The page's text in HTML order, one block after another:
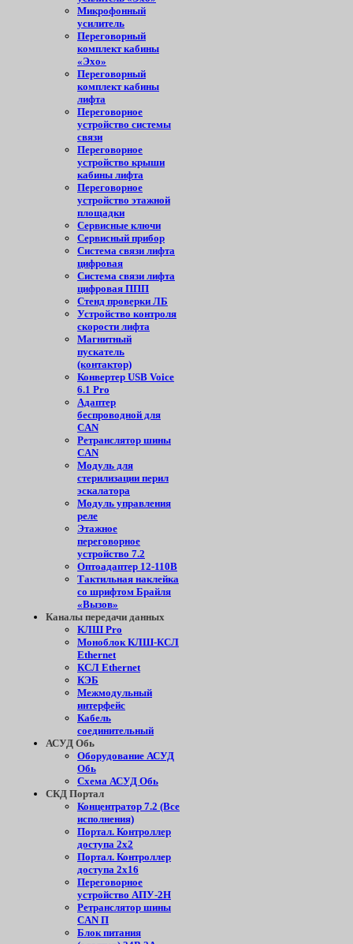
Микрофонный
усилитель
Переговорный
комплект кабины
«Эхо»
Переговорный
комплект кабины
лифта
Переговорное
устройство системы
связи
Переговорное
устройство крыши
кабины лифта
Переговорное
устройство этажной
площадки
Сервисные ключи
Сервисный прибор
Система связи лифта
цифровая
Система связи лифта
цифровая ППП
Стенд проверки ЛБ
Устройство контроля
скорости лифта
Магнитный
пускатель
(контактор)
Конвертер USB Voice
6.1 Pro
Адаптер
беспроводной для
CAN
Ретранслятор шины
CAN
Модуль для
стерилизации перил
эскалатора
Модуль управления
реле
Этажное
переговорное
устройство 7.2
Оптоадаптер 12-110В
Тактильная наклейка
со шрифтом Брайля
«Вызов»
Каналы передачи данных
КЛШ Pro
Моноблок КЛШ-КСЛ
Ethernet
КСЛ Ethernet
КЭБ
Межмодульный
интерфейс
Кабель
соединительный
АСУД Обь
Оборудование АСУД
Обь
Схема АСУД Обь
СКД Портал
Концентратор 7.2 (Все
исполнения)
Портал. Контроллер
доступа 2х2
Портал. Контроллер
доступа 2х16
Переговорное
устройство АПУ-2Н
Ретранслятор шины
CAN П
Блок питания